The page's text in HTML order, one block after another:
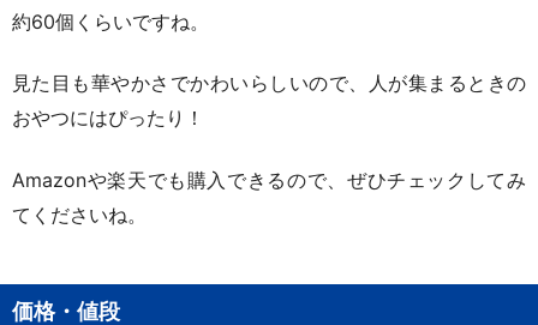
約60個くらいですね。
見た目も華やかさでかわいらしいので、人が集まるときの
おやつにはぴったり！
Amazonや楽天でも購入できるので、ぜひチェックしてみ
てくださいね。
価格・値段